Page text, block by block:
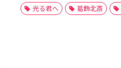
光る君へ
葛飾北斎